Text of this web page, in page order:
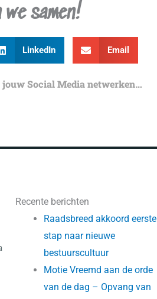
samen!
LinkedIn Email
Social Media netwerken…
Recente berichten
Raadsbreed akkoord eerste
stap naar nieuwe
bestuurscultuur
Motie Vreemd aan de orde
van de dag – Opvang van